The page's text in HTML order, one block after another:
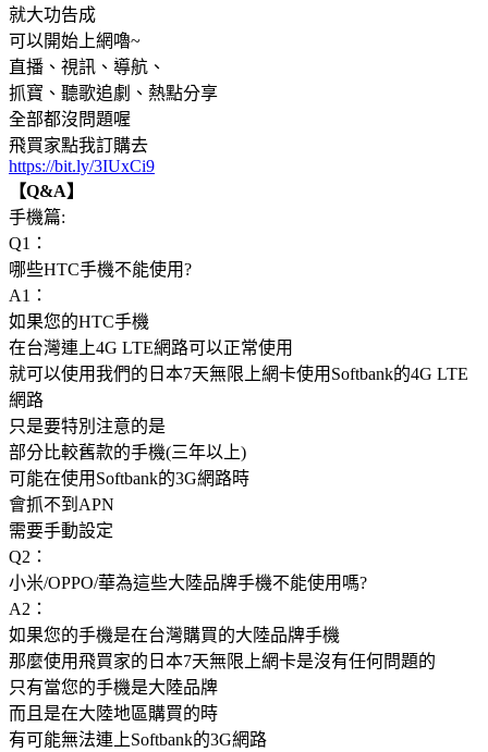
就大功告成
可以開始上網嚕~
直播、視訊、導航、
抓寶、聽歌追劇、熱點分享
全部都沒問題喔
飛買家點我訂購去
https://bit.ly/3IUxCi9
【Q&A】
手機篇:
Q1：
哪些HTC手機不能使用?
A1：
如果您的HTC手機
在台灣連上4G LTE網路可以正常使用
就可以使用我們的日本7天無限上網卡使用Softbank的4G LTE
網路
只是要特別注意的是
部分比較舊款的手機(三年以上)
可能在使用Softbank的3G網路時
會抓不到APN
需要手動設定
Q2：
小米/OPPO/華為這些大陸品牌手機不能使用嗎?
A2：
如果您的手機是在台灣購買的大陸品牌手機
那麼使用飛買家的日本7天無限上網卡是沒有任何問題的
只有當您的手機是大陸品牌
而且是在大陸地區購買的時
有可能無法連上Softbank的3G網路